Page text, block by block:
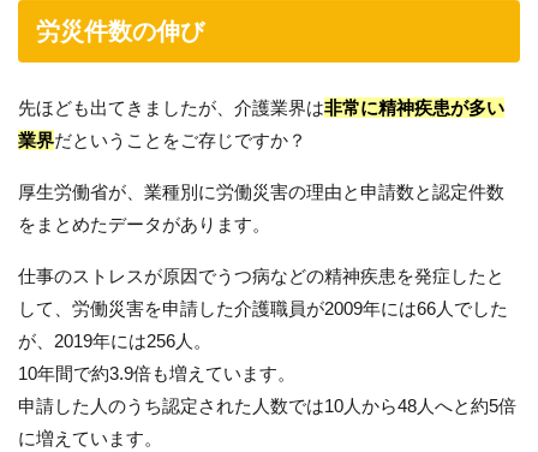
労災件数の伸び
先ほども出てきましたが、介護業界は非常に精神疾患が多い
業界だということをご存じですか？
厚生労働省が、業種別に労働災害の理由と申請数と認定件数
をまとめたデータがあります。
仕事のストレスが原因でうつ病などの精神疾患を発症したと
して、労働災害を申請した介護職員が2009年には66人でした
が、2019年には256人。
10年間で約3.9倍も増えています。
申請した人のうち認定された人数では10人から48人へと約5倍
に増えています。